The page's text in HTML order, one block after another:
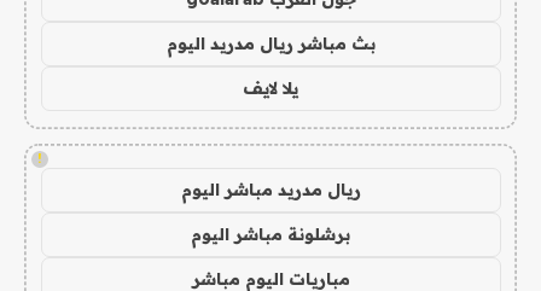
بث مباشر ريال مدريد اليوم
يلا لايف
!
ريال مدريد مباشر اليوم
برشلونة مباشر اليوم
مباريات اليوم مباشر